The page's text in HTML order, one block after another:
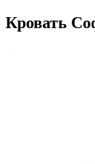
Кровать